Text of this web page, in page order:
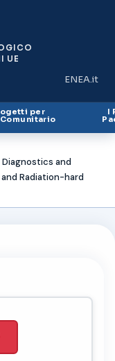
UE
ENEA.it
(si apre in
per I
Diagnostics and
Radiation-hard